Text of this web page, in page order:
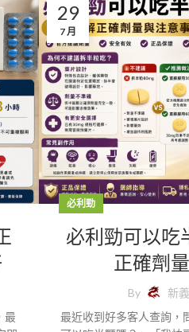
最
29
7 月
必利勁
必利勁可以吃
正確劑
By 新
最近收到好多客人查詢，